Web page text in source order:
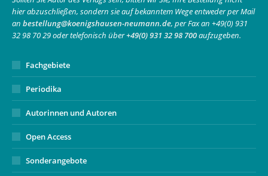
new
window
new
window
in
new
window
hier abzuschließen, sondern sie auf bekanntem Wege entweder per Mail
an bestellung@koenigshausen-neumann.de, per Fax an +49(0) 931
32 98 70 29 oder telefonisch über+49(0) 931 32 98 700aufzugeben.
Fachgebiete
Periodika
Autorinnen und Autoren
Open Access
Sonderangebote